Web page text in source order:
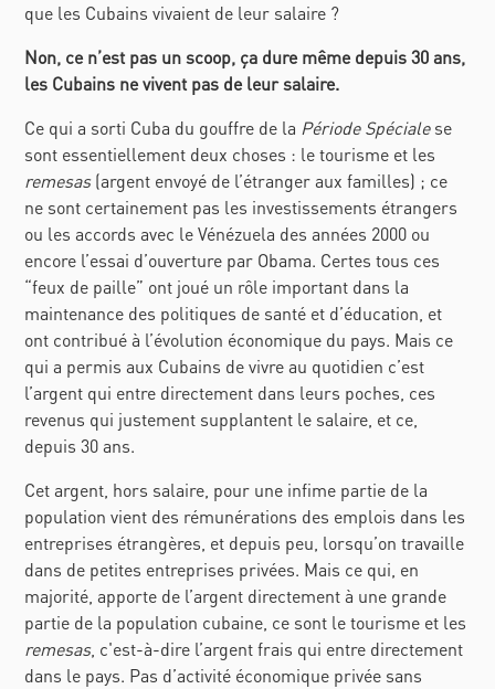
que les Cubains vivaient de leur salaire ?
Non, ce n’est pas un scoop, ça dure même depuis 30 ans,
les Cubains ne vivent pas de leur salaire.
Ce qui a sorti Cuba du gouffre de la Période Spécialese
sont essentiellement deux choses : le tourisme et les
remesas(argent envoyé de l’étranger aux familles) ; ce
ne sont certainement pas les investissements étrangers
ou les accords avec le Vénézuela des années 2000 ou
encore l’essai d’ouverture par Obama. Certes tous ces
“feux de paille” ont joué un rôle important dans la
maintenance des politiques de santé et d’éducation, et
ont contribué à l’évolution économique du pays. Mais ce
qui a permis aux Cubains de vivre au quotidien c’est
l’argent qui entre directement dans leurs poches, ces
revenus qui justement supplantent le salaire, et ce,
depuis 30 ans.
Cet argent, hors salaire, pour une infime partie de la
population vient des rémunérations des emplois dans les
entreprises étrangères, et depuis peu, lorsqu’on travaille
dans de petites entreprises privées. Mais ce qui, en
majorité, apporte de l’argent directement à une grande
partie de la population cubaine, ce sont le tourisme et les
remesas, c'est-à-dire l’argent frais qui entre directement
dans le pays. Pas d’activité économique privée sans